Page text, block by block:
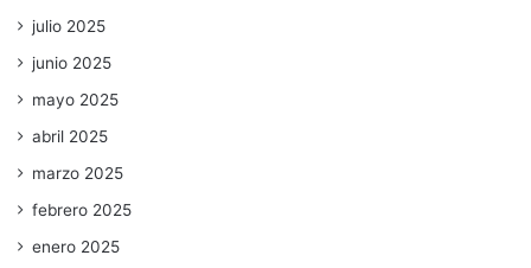
julio 2025
junio 2025
mayo 2025
abril 2025
marzo 2025
febrero 2025
enero 2025